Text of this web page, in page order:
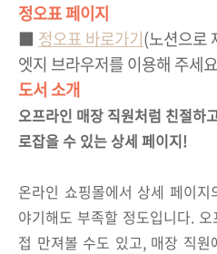
정오표 페이지
■ 정오표 바로가기(노션으로
엣지 브라우저를 이용해 주세
도서 소개
오프라인 매장 직원처럼 친절하
로잡을 수 있는 상세 페이지!
온라인 쇼핑몰에서 상세 페이
야기해도 부족할 정도입니다.
접 만져볼 수도 있고, 매장 직원